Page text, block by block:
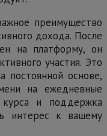
преимущество
дохода. После
на платформу, он
участия. Это
постоянной основе,
на ежедневные
курса и поддержка
интерес к вашему